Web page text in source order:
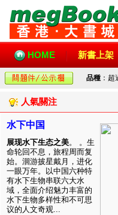
HOME 新書上架
品種 ：
人氣關注
水下中国
展现水下生态之美。 。生
命轮回不息，旅程周而复
始。洄游披星戴月，进化
一眼万年。以中国六种特
有水下生物串联六大水
域，全面介绍魅力丰富的
水下生物多样性和不可思
议的人文奇观...